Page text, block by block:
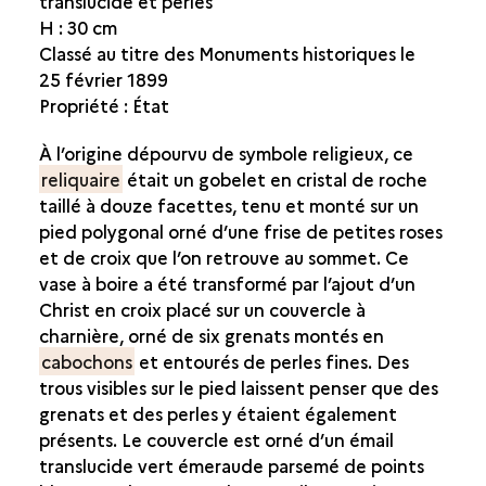
COURONNE DU PARACLET
CROIX-RELIQUAIRE DE LA VRAIE CROIX
CROIX-RELIQUAIRE DU PARACLET
MONSTRANCE-RELIQUAIRE DE GUESCHART
PEND-À-COL EN ARGENT ET CRISTAL DE ROCHE
PEND-À-COL EN ARGENT ET ÉMAUX TRANSLUCIDES
RELIQUAIRE DE LA FACE DE SAINT JEAN BAPTISTE
QUATRE RELIQUAIRES
VASE-RELIQUAIRE DU PARACLET
OBJETS DE PÈLERINAGE
INSIGNES ECCLÉSIASTIQUES
H : 30 cm
Classé au titre des Monuments historiques le
25 février 1899
Propriété : État
À l’origine dépourvu de symbole religieux, ce
reliquaire était un gobelet en cristal de roche
taillé à douze facettes, tenu et monté sur un
pied polygonal orné d’une frise de petites roses
et de croix que l’on retrouve au sommet. Ce
vase à boire a été transformé par l’ajout d’un
Christ en croix placé sur un couvercle à
charnière, orné de six grenats montés en
cabochons et entourés de perles fines. Des
trous visibles sur le pied laissent penser que des
grenats et des perles y étaient également
présents. Le couvercle est orné d’un émail
translucide vert émeraude parsemé de points